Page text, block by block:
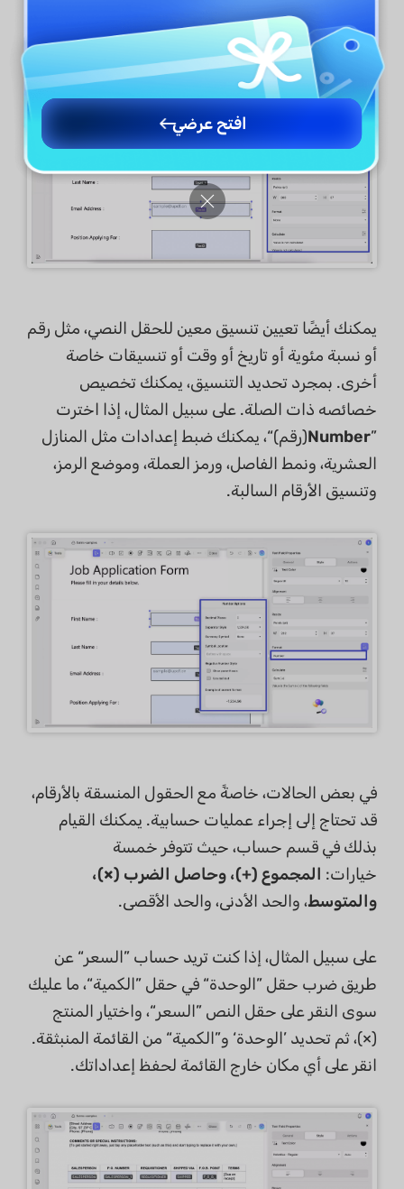
يمكنك أيضًا تعيين تنسيق معين للحقل النصي، مثل رقم
أو نسبة مئوية أو تاريخ أو وقت أو تنسيقات خاصة
أخرى. بمجرد تحديد التنسيق، يمكنك تخصيص
خصائصه ذات الصلة. على سبيل المثال، إذا اخترت
”
Number(رقم)“، يمكنك ضبط إعدادات مثل المنازل
العشرية، ونمط الفاصل، ورمز العملة، وموضع الرمز،
وتنسيق الأرقام السالبة.
في بعض الحالات، خاصةً مع الحقول المنسقة بالأرقام،
قد تحتاج إلى إجراء عمليات حسابية. يمكنك القيام
بذلك في قسم حساب، حيث تتوفر خمسة
خيارات: المجموع (+)، وحاصل الضرب (×)،
والمتوسط، والحد الأدنى، والحد الأقصى.
على سبيل المثال، إذا كنت تريد حساب ”السعر“ عن
طريق ضرب حقل ”الوحدة“ في حقل ”الكمية“، ما عليك
سوى النقر على حقل النص ”السعر“، واختيار المنتج
(×)، ثم تحديد ’الوحدة‘ و”الكمية“ من القائمة المنبثقة.
انقر على أي مكان خارج القائمة لحفظ إعداداتك.
افتح عرضي